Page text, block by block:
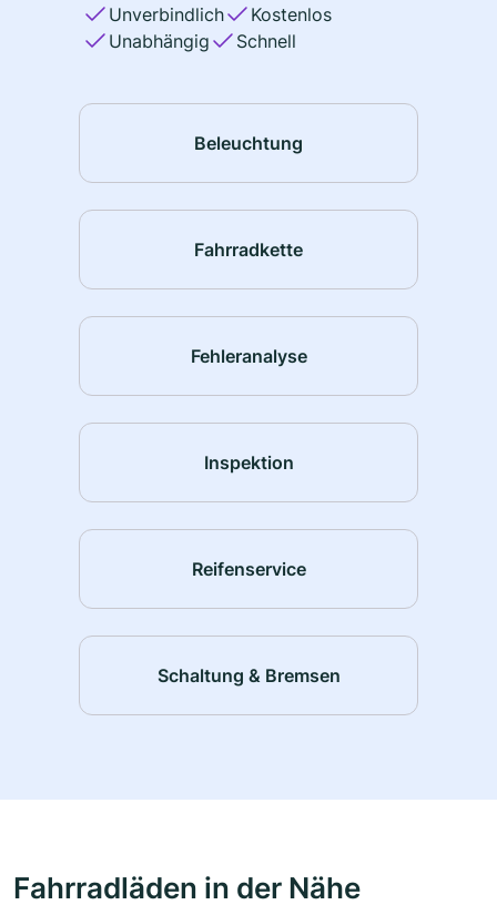
Unverbindlich
Kostenlos
Unabhängig
Schnell
Beleuchtung
Fahrradkette
Fehleranalyse
Inspektion
Reifenservice
Schaltung & Bremsen
Fahrradläden in der Nähe